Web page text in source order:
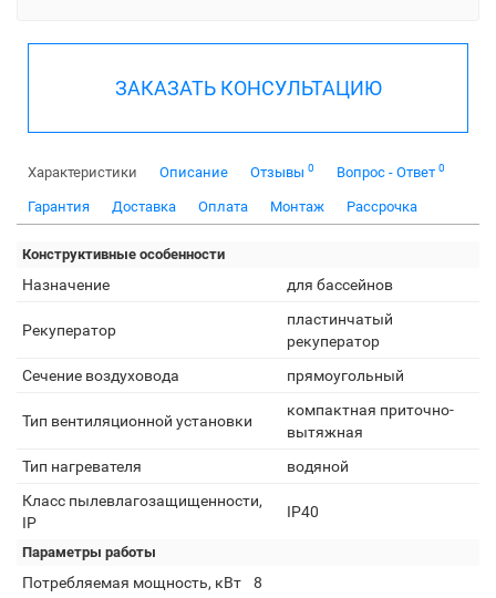
ЗАКАЗАТЬ КОНСУЛЬТАЦИЮ
Характеристики Описание Отзывы 0 Вопрос - Ответ 0
Гарантия Доставка Оплата Монтаж Рассрочка
Конструктивные особенности
Назначение для бассейнов
Рекуператор
пластинчатый
рекуператор
Сечение воздуховода
прямоугольный
Тип вентиляционной установки
компактная приточно-
вытяжная
Тип нагревателя
водяной
Класс пылевлагозащищенности,
IP
IP40
Параметры работы
Потребляемая мощность, кВт
8